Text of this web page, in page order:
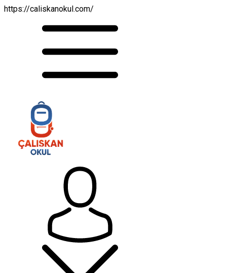
https://caliskanokul.com/